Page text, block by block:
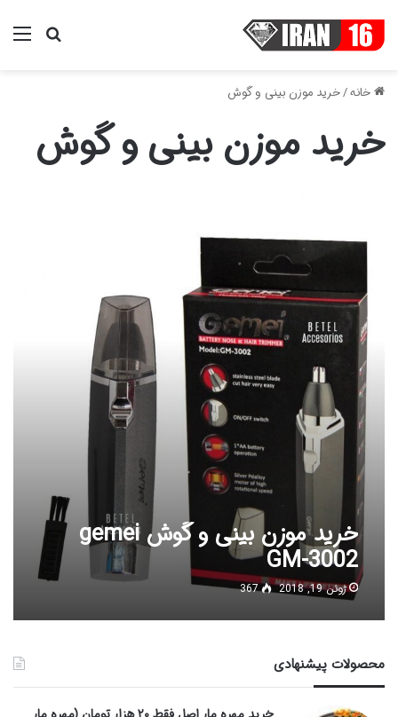
خانه/خرید موزن بینی و گوش
خرید موزن بینی و گوش
خرید موزن بینی و گوش gemei
GM-3002
ژوئن 19, 2018 367
محصولات پیشنهادی